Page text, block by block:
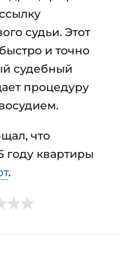
судьи. Этот
и точно
судебный
процедуру
что
году квартиры
.